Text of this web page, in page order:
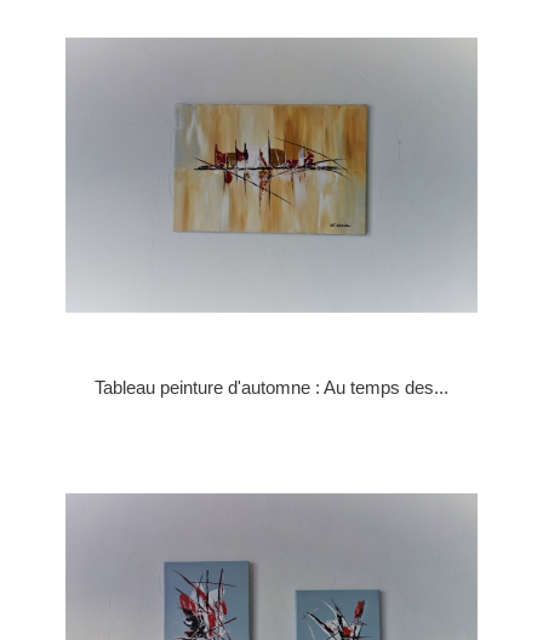
Tableau peinture d'automne : Au temps des...